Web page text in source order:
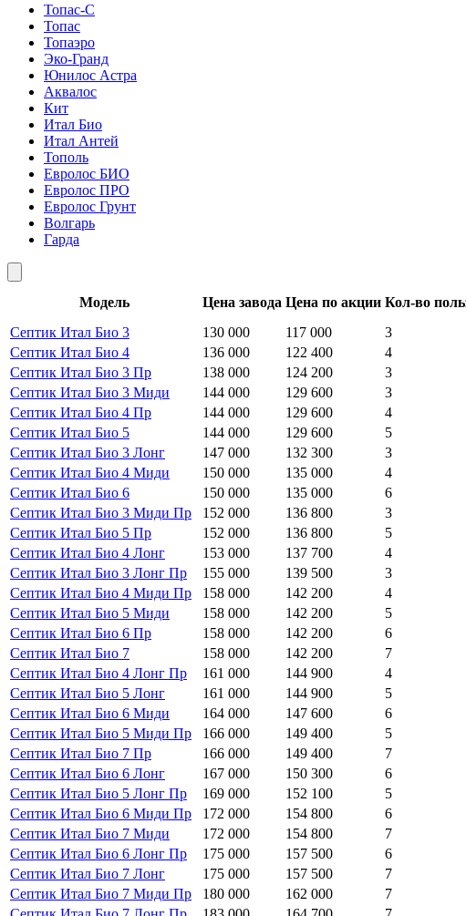
Топас-С
Топас
Топаэро
Эко-Гранд
Юнилос Астра
Аквалос
Кит
Итал Био
Итал Антей
Тополь
Евролос БИО
Евролос ПРО
Евролос Грунт
Волгарь
Гарда
Модель Цена завода Цена по акции Кол-во
Септик Итал Био 3
130 000 117 000 3
Септик Итал Био 4
136 000 122 400 4
Септик Итал Био 3 Пр
138 000 124 200 3
Септик Итал Био 3 Миди
144 000 129 600 3
Септик Итал Био 4 Пр
144 000 129 600 4
Септик Итал Био 5
144 000 129 600 5
Септик Итал Био 3 Лонг
147 000 132 300 3
Септик Итал Био 4 Миди
150 000 135 000 4
Септик Итал Био 6
150 000 135 000 6
Септик Итал Био 3 Миди Пр
152 000 136 800 3
Септик Итал Био 5 Пр
152 000 136 800 5
Септик Итал Био 4 Лонг
153 000 137 700 4
Септик Итал Био 3 Лонг Пр
155 000 139 500 3
Септик Итал Био 4 Миди Пр
158 000 142 200 4
Септик Итал Био 5 Миди
158 000 142 200 5
Септик Итал Био 6 Пр
158 000 142 200 6
Септик Итал Био 7
158 000 142 200 7
Септик Итал Био 4 Лонг Пр
161 000 144 900 4
Септик Итал Био 5 Лонг
161 000 144 900 5
Септик Итал Био 6 Миди
164 000 147 600 6
Септик Итал Био 5 Миди Пр
166 000 149 400 5
Септик Итал Био 7 Пр
166 000 149 400 7
Септик Итал Био 6 Лонг
167 000 150 300 6
Септик Итал Био 5 Лонг Пр
169 000 152 100 5
Септик Итал Био 6 Миди Пр
172 000 154 800 6
Септик Итал Био 7 Миди
172 000 154 800 7
Септик Итал Био 6 Лонг Пр
175 000 157 500 6
Септик Итал Био 7 Лонг
175 000 157 500 7
Септик Итал Био 7 Миди Пр
180 000 162 000 7